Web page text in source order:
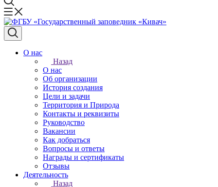
О нас
Назад
О нас
Об организации
История создания
Цели и задачи
Территория и Природа
Контакты и реквизиты
Руководство
Вакансии
Как добраться
Вопросы и ответы
Награды и сертификаты
Отзывы
Деятельность
Назад